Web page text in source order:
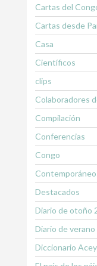
Cartas del
Cartas desde
Casa
Científicos
clips
Colaboradores
Compilación
Conferencias
Congo
Destacados
Diario de otoño
Diario de verano
Diccionario